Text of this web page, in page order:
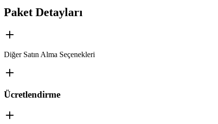
Paket Detayları
Diğer Satın Alma Seçenekleri
Ücretlendirme